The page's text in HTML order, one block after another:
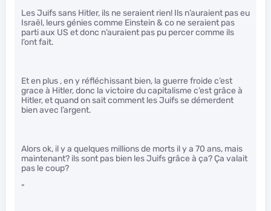
Les Juifs sans Hitler, ils ne seraient rien! Ils n’auraient pas eu
Israël, leurs génies comme Einstein & co ne seraient pas
parti aux US et donc n’auraient pas pu percer comme ils
l’ont fait.
Et en plus , en y réfléchissant bien, la guerre froide c’est
grace à Hitler, donc la victoire du capitalisme c’est grâce à
Hitler, et quand on sait comment les Juifs se démerdent
bien avec l’argent.
Alors ok, il y a quelques millions de morts il y a 70 ans, mais
maintenant? ils sont pas bien les Juifs grâce à ça? Ça valait
pas le coup?
”